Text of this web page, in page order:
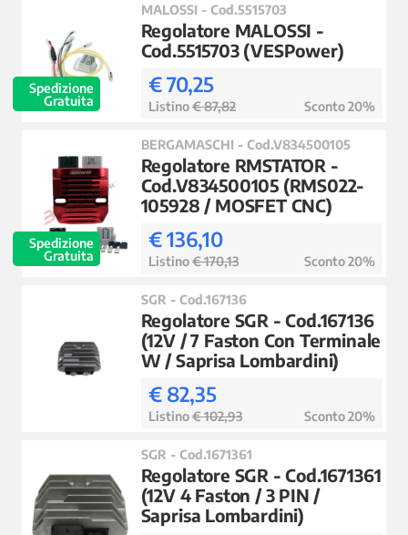
Spedizione
Gratuita
MALOSSI - Cod.5515703
Regolatore MALOSSI -
Cod.5515703 (VESPower)
€ 70,25
Listino€ 87,82 Sconto 20%
Spedizione
Gratuita
BERGAMASCHI - Cod.V834500105
Regolatore RMSTATOR -
Cod.V834500105 (RMS022-
105928 / MOSFET CNC)
€ 136,10
Listino€ 170,13 Sconto 20%
SGR - Cod.167136
Regolatore SGR - Cod.167136
(12V / 7 Faston Con Terminale
W / Saprisa Lombardini)
€ 82,35
Listino€ 102,93 Sconto 20%
SGR - Cod.1671361
Regolatore SGR - Cod.1671361
(12V 4 Faston / 3 PIN /
Saprisa Lombardini)